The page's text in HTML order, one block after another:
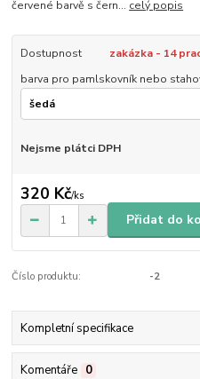
červené barvě s čern... celý popis
Dostupnost
zakázka - 14
barva pro pamlskovník nebo
Nejsme plátci DPH
320 Kč/ks
Přidat do
Číslo produktu: -2
Kompletní specifikace
Komentáře 0